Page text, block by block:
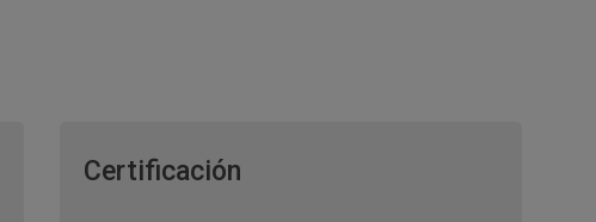
Certificación